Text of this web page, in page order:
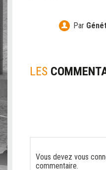
Par
LES
Vous devez vous
commentaire.